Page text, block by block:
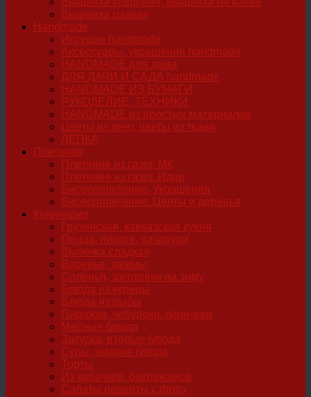
Вышивка разная
Handmade
Игрушки handmade
Аксессуары, украшения handmade
HANDMADE для дома
ДЛЯ ДАЧИ И САДА handmade
HANDMADE ИЗ БУМАГИ
РУКОДЕЛИЕ. ТЕХНИКИ
HANDMADE из простых материалов
Цветы из лент, цветы из ткани
ЛЕПКА
Плетение
Плетение из газет. МК
Плетение из газет. Идеи
Бисероплетение. Украшения
Бисероплетение. Цветы и деревья
Кулинария
Грузинская, кавказская кухня
Пицца, пироги, хачапури
Выпечка сладкая
Варенье, джемы
Соленья, заготовки на зиму
Блюда из курицы
Блюда из рыбы
Пирожки, чебуреки, блинчики
Мясные блюда
Закуска, вторые блюда
Супы, жидкие блюда
Торты
Из кабачков, баклажанов
Салаты рецепты с фото